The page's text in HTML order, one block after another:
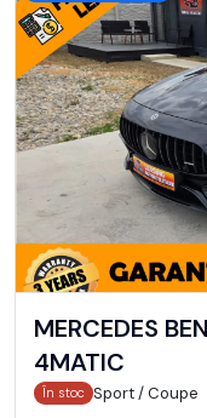
MERCEDES
4MATIC
În stoc Sport / Coupe